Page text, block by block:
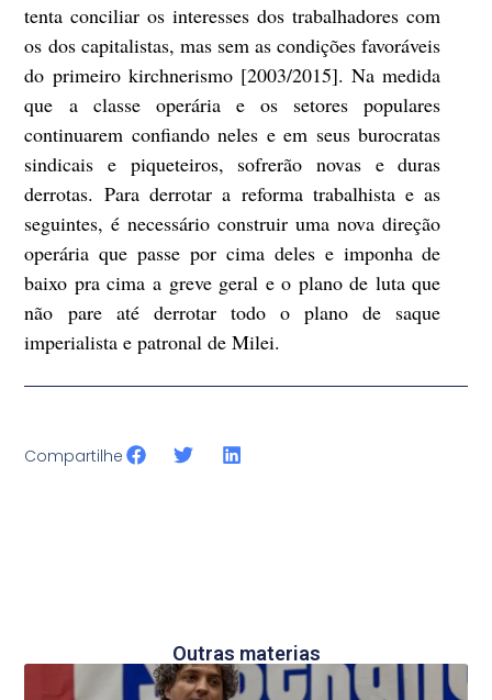
tenta conciliar os interesses dos trabalhadores com
os dos capitalistas, mas sem as condições favoráveis
do primeiro kirchnerismo [2003/2015]. Na medida
que a classe operária e os setores populares
continuarem confiando neles e em seus burocratas
sindicais e piqueteiros, sofrerão novas e duras
derrotas. Para derrotar a reforma trabalhista e as
seguintes, é necessário construir uma nova direção
operária que passe por cima deles e imponha de
baixo pra cima a greve geral e o plano de luta que
não pare até derrotar todo o plano de saque
imperialista e patronal de Milei.
Compartilhe
Outras materias